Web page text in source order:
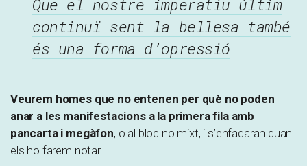
Que el nostre imperatiu últim
continuï sent la bellesa també
és una forma d’opressió
Veurem homes que no entenen per què no poden
anar a les manifestacions a la primera fila amb
pancarta i megàfon, o al bloc no mixt, i s’enfadaran quan
els ho farem notar.